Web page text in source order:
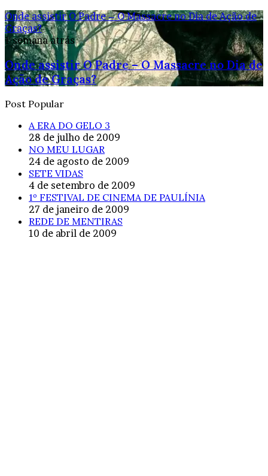
Onde assistir O Padre – O Massacre no Dia de Ação de
Graças?
1 semana atrás
Onde assistir O Padre – O Massacre no Dia de
Ação de Graças?
Post Popular
A ERA DO GELO 3
28 de julho de 2009
NO MEU LUGAR
24 de agosto de 2009
SETE VIDAS
4 de setembro de 2009
1º FESTIVAL DE CINEMA DE PAULÍNIA
27 de janeiro de 2009
REDE DE MENTIRAS
10 de abril de 2009